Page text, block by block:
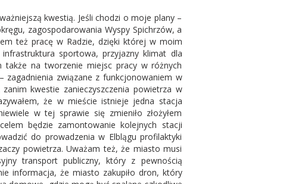
kwestią. Jeśli chodzi o moje plany –
zagospodarowania Wyspy Spichrzów, a
też pracę w Radzie, dzięki której w moim
sportowa, przyjazny klimat dla
także na tworzenie miejsc pracy w różnych
związane z funkcjonowaniem w
kwestie zanieczyszczenia powietrza w
że w mieście istnieje jedna stacja
w tej sprawie się zmieniło złożyłem
będzie zamontowanie kolejnych stacji
do prowadzenia w Elblągu profilaktyki
powietrza. Uważam też, że miasto musi
transport publiczny, który z pewnością
informacja, że miasto zakupiło dron, który